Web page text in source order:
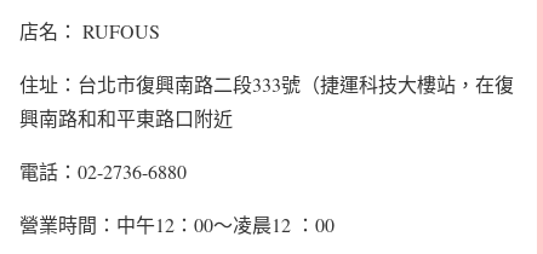
店名： RUFOUS
住址：台北市復興南路二段333號（捷運科技大樓站，在復
興南路和和平東路口附近
電話：02-2736-6880
營業時間：中午12：00～凌晨12 ：00